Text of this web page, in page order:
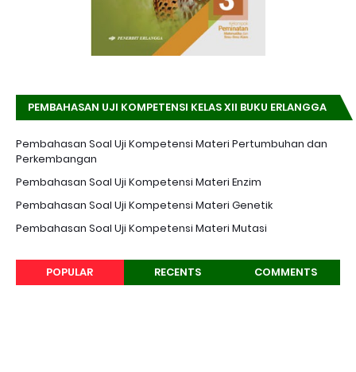
PEMBAHASAN UJI KOMPETENSI KELAS XII BUKU ERLANGGA
Pembahasan Soal Uji Kompetensi Materi Pertumbuhan dan
Perkembangan
Pembahasan Soal Uji Kompetensi Materi Enzim
Pembahasan Soal Uji Kompetensi Materi Genetik
Pembahasan Soal Uji Kompetensi Materi Mutasi
POPULAR RECENTS COMMENTS